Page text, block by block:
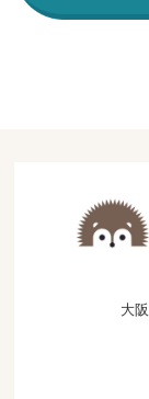
大